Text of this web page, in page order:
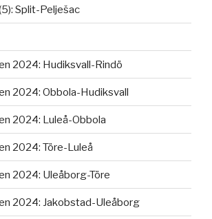
Split-Pelješac
2024: Hudiksvall-Rindö
2024: Obbola-Hudiksvall
2024: Luleå-Obbola
2024: Töre-Luleå
2024: Uleåborg-Töre
2024: Jakobstad-Uleåborg